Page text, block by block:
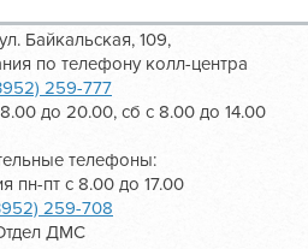
Байкальская, 109,
по телефону колл-центра
259-777
до 20.00, сб с 8.00 до 14.00
телефоны:
пн-пт с 8.00 до 17.00
259-708
ДМС